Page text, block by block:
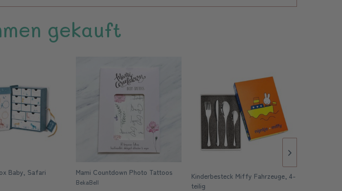
gekauft
Baby, Safari Mami Countdown Photo Tattoos
BekaBell
Kinderbesteck Miffy Fahrzeuge, 4-
teilig